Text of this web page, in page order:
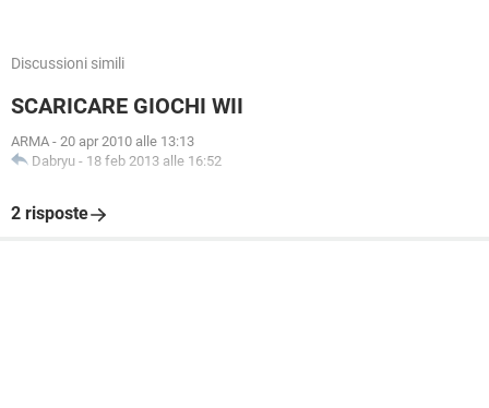
Discussioni simili
SCARICARE GIOCHI WII
ARMA - 20 apr 2010 alle 13:13
Dabryu - 18 feb 2013 alle 16:52
2 risposte